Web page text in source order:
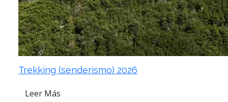
Trekking (senderismo) 2026
Leer Más